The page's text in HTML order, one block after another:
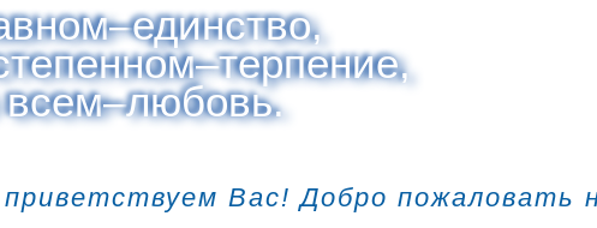
–единство,
–терпение,
–любовь.
Вас! Добро пожаловать